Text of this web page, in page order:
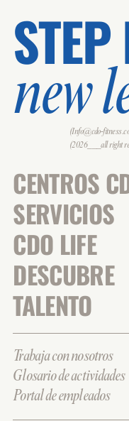
new
(Info@cdo-
(2026___all right
CENTROS
SERVICIOS
CDO LIFE
DESCUBRE
TALENTO
Trabaja con nosotros
Glosario de actividades
Portal de empleados